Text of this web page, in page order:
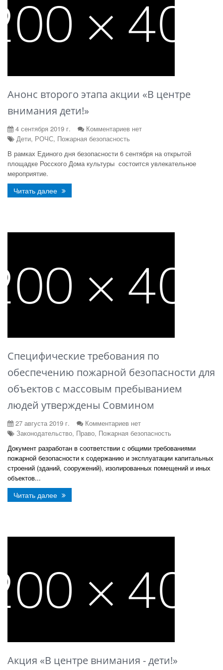
Анонс второго этапа акции «В центре
внимания дети!»
4 сентября 2019 г.
Комментариев нет
Дети, РОЧС, Пожарная безопасность
В рамках Единого дня безопасности 6 сентября на открытой
площадке Росского Дома культуры состоится увлекательное
мероприятие.
Читать далее
Специфические требования по
обеспечению пожарной безопасности для
объектов с массовым пребыванием
людей утверждены Совмином
27 августа 2019 г.
Комментариев нет
Законодательство, Право, Пожарная безопасность
Документ разработан в соответствии с общими требованиями
пожарной безопасности к содержанию и эксплуатации капитальных
строений (зданий, сооружений), изолированных помещений и иных
объектов...
Читать далее
Акция «В центре внимания - дети!»